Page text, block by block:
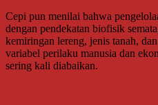
Cepi pun menilai bahwa
dengan pendekatan biofisik
kemiringan lereng, jenis tanah,
variabel perilaku manusia dan
sering kali diabaikan.